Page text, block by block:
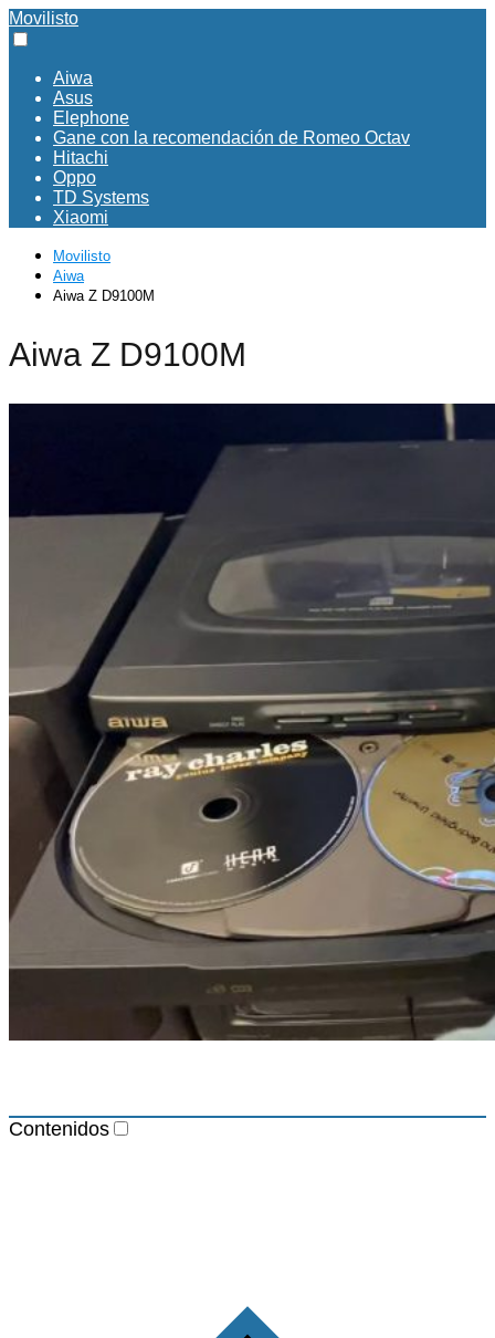
Movilisto
Aiwa
Asus
Elephone
Gane con la recomendación de Romeo Octav
Hitachi
Oppo
TD Systems
Xiaomi
Movilisto
Aiwa
Aiwa Z D9100M
Aiwa Z D9100M
Contenidos